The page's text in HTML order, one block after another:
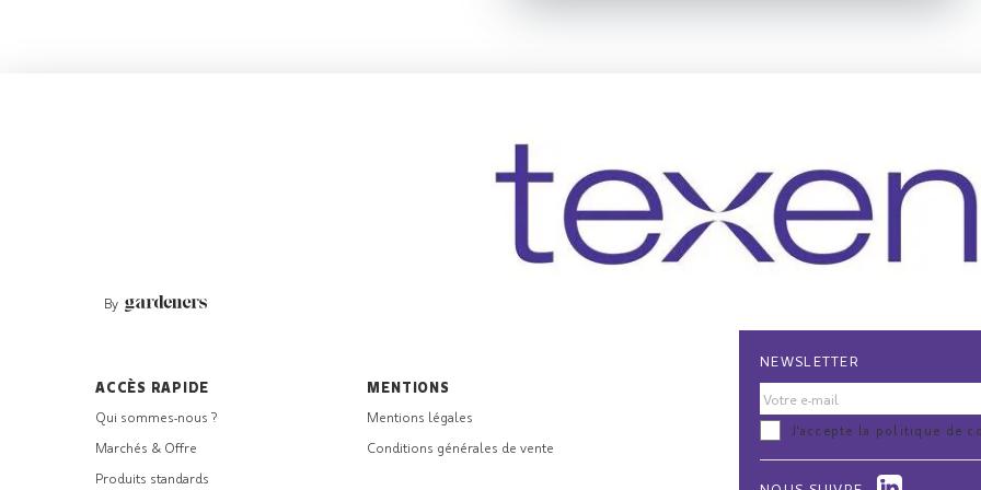
By
ACCÈS RAPIDE
Qui sommes-nous ?
Marchés & Offre
Produits standards
MENTIONS
Mentions légales
Conditions générales de vente
NEWSLETTER
J'accepte la politique de